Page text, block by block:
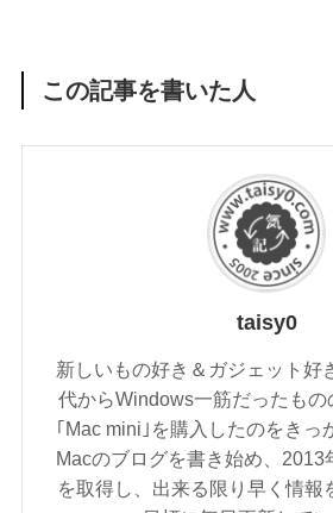
この記事を書いた人
taisy0
新しいもの好き＆ガジェット好
代からWindows一筋だったもの
｢Mac mini｣を購入したのをきっ
Macのブログを書き始め、2013
を取得し、出来る限り早く情報